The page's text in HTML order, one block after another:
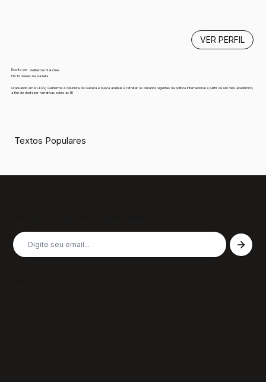
Escrito por
Guilherme Sanches
Há 10 meses na Gazeta
Graduando em RI-FGV, Guilherme é colunista da Gazeta e busca analisar e retratar os cenários vigentes na política internacional a partir de um viés acadêmico,
a fim de desfazer narrativas sobre as RI
VER PERFIL
Textos Populares